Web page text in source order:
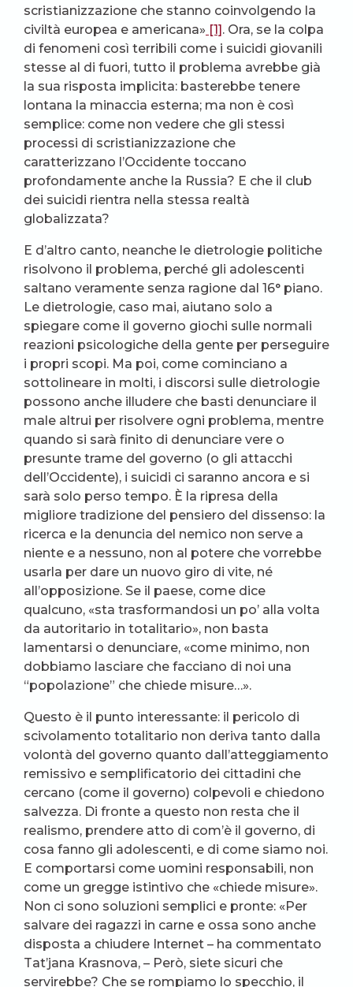
scristianizzazione che stanno coinvolgendo la
civiltà europea e americana» [1]. Ora, se la colpa
di fenomeni così terribili come i suicidi giovanili
stesse al di fuori, tutto il problema avrebbe già
la sua risposta implicita: basterebbe tenere
lontana la minaccia esterna; ma non è così
semplice: come non vedere che gli stessi
processi di scristianizzazione che
caratterizzano l’Occidente toccano
profondamente anche la Russia? E che il club
dei suicidi rientra nella stessa realtà
globalizzata?
E d’altro canto, neanche le dietrologie politiche
risolvono il problema, perché gli adolescenti
saltano veramente senza ragione dal 16° piano.
Le dietrologie, caso mai, aiutano solo a
spiegare come il governo giochi sulle normali
reazioni psicologiche della gente per perseguire
i propri scopi. Ma poi, come cominciano a
sottolineare in molti, i discorsi sulle dietrologie
possono anche illudere che basti denunciare il
male altrui per risolvere ogni problema, mentre
quando si sarà finito di denunciare vere o
presunte trame del governo (o gli attacchi
dell’Occidente), i suicidi ci saranno ancora e si
sarà solo perso tempo. È la ripresa della
migliore tradizione del pensiero del dissenso: la
ricerca e la denuncia del nemico non serve a
niente e a nessuno, non al potere che vorrebbe
usarla per dare un nuovo giro di vite, né
all’opposizione. Se il paese, come dice
qualcuno, «sta trasformandosi un po’ alla volta
da autoritario in totalitario», non basta
lamentarsi o denunciare, «come minimo, non
dobbiamo lasciare che facciano di noi una
“popolazione” che chiede misure…».
Questo è il punto interessante: il pericolo di
scivolamento totalitario non deriva tanto dalla
volontà del governo quanto dall’atteggiamento
remissivo e semplificatorio dei cittadini che
cercano (come il governo) colpevoli e chiedono
salvezza. Di fronte a questo non resta che il
realismo, prendere atto di com’è il governo, di
cosa fanno gli adolescenti, e di come siamo noi.
E comportarsi come uomini responsabili, non
come un gregge istintivo che «chiede misure».
Non ci sono soluzioni semplici e pronte: «Per
salvare dei ragazzi in carne e ossa sono anche
disposta a chiudere Internet – ha commentato
Tat’jana Krasnova, – Però, siete sicuri che
servirebbe? Che se rompiamo lo specchio, il